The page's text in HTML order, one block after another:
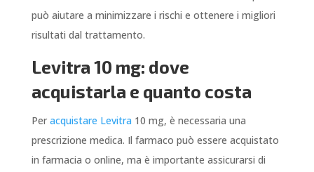
può aiutare a minimizzare i rischi e ottenere i migliori
risultati dal trattamento.
Levitra 10 mg: dove
acquistarla e quanto costa
Per acquistare Levitra 10 mg, è necessaria una
prescrizione medica. Il farmaco può essere acquistato
in farmacia o online, ma è importante assicurarsi di